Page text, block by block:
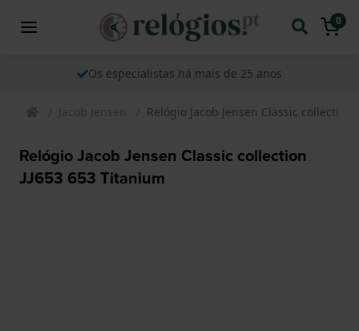
0
Os especialistas há mais de 25 anos
Jacob Jensen Relógio Jacob Jensen Classic collection
Relógio Jacob Jensen Classic collection
JJ653 653 Titanium